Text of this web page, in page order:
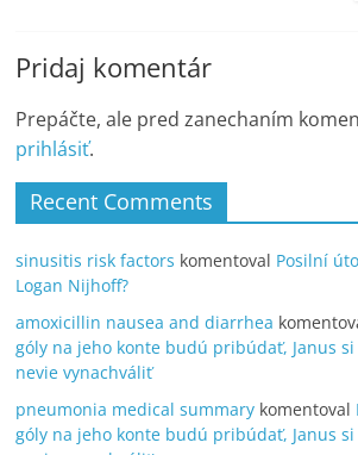
Pridaj komentár
Prepáčte, ale pred zanechaním
prihlásiť.
Recent Comments
sinusitis risk factors komentoval Posilní
Logan Nijhoff?
amoxicillin nausea and diarrhea
góly na jeho konte budú pribúdať, Janus
nevie vynachváliť
pneumonia medical summary komentoval
góly na jeho konte budú pribúdať, Janus